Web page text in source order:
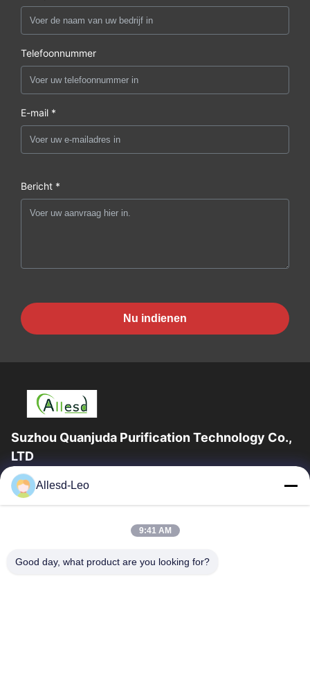
Telefoonnummer
E-mail *
Bericht *
Nu indienen
Suzhou Quanjuda Purification Technology Co.,
LTD
16years ervaring, als belangrijke fabrikant en exporteur van
ESD & Cleanroom producten, bieden wij een volledige lijn van
Huis
Producten
Allesd-Leo
9:41 AM
Good day, what product are you looking for?